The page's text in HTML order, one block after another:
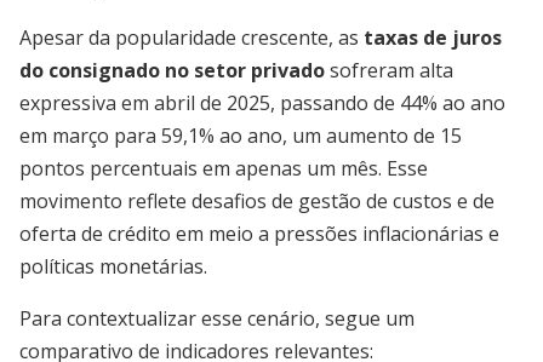
Apesar da popularidade crescente, as taxas de juros
do consignado no setor privadosofreram alta
expressiva em abril de 2025, passando de 44% ao ano
em março para 59,1% ao ano, um aumento de 15
pontos percentuais em apenas um mês. Esse
movimento reflete desafios de gestão de custos e de
oferta de crédito em meio a pressões inflacionárias e
políticas monetárias.
Para contextualizar esse cenário, segue um
comparativo de indicadores relevantes: